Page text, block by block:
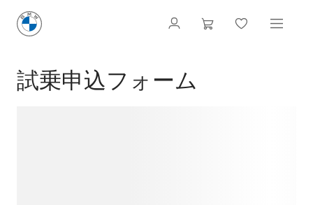
試乗申込フォーム